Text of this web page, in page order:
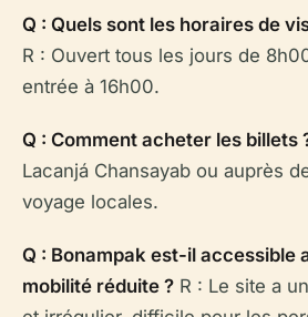
Q : Quels sont les horaires de
R : Ouvert tous les jours de
entrée à 16h00.
Q : Comment acheter les billets
Lacanjá Chansayab ou auprès
voyage locales.
Q : Bonampak est-il accessible
mobilité réduite ? R : Le site a